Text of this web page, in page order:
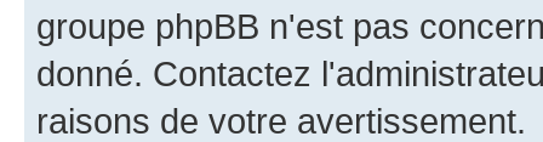
groupe phpBB n'est pas
donné. Contactez
raisons de votre avertissement.